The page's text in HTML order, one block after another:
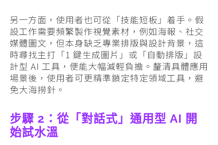
另一方面，使用者也可從「技能短板」着手。假
設工作需要頻繁製作視覺素材，例如海報、社交
媒體圖文，但本身缺乏專業排版與設計背景，這
時尋找主打「1 鍵生成圖片」或「自動排版」設
計型 AI 工具，便能大幅減輕負擔。釐清具體應用
場景後，使用者可更精準鎖定特定領域工具，避
免大海撈針。
步驟 2：從「對話式」通用型 AI 開
始試水溫